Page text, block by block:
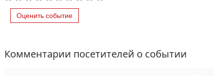
Оценить событие
Комментарии посетителей о событии